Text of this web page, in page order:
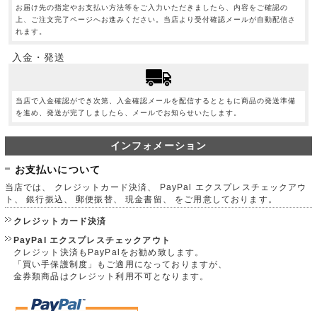
お届け先の指定やお支払い方法等をご入力いただきましたら、内容をご確認の
上、ご注文完了ページへお進みください。当店より受付確認メールが自動配信さ
れます。
入金・発送
当店で入金確認ができ次第、入金確認メールを配信するとともに商品の発送準備
を進め、発送が完了しましたら、メールでお知らせいたします。
インフォメーション
お支払いについて
当店では、 クレジットカード決済、 PayPal エクスプレスチェックアウ
ト、 銀行振込、 郵便振替、 現金書留、 をご用意しております。
クレジットカード決済
PayPal エクスプレスチェックアウト
クレジット決済もPayPalをお勧め致します。
「買い手保護制度」もご適用になっておりますが、
金券類商品はクレジット利用不可となります。